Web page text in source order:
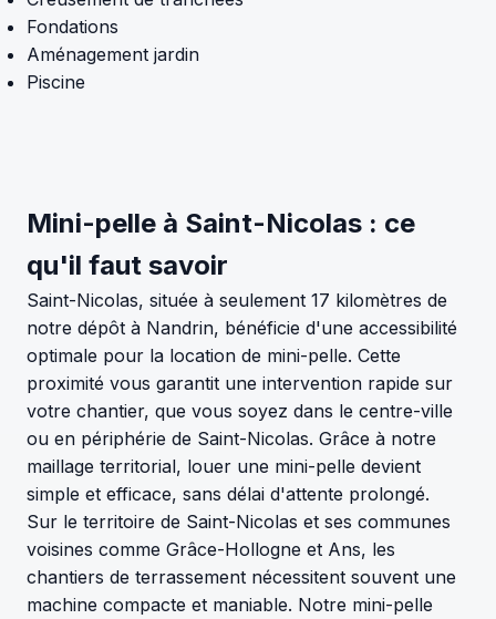
Fondations
Aménagement jardin
Piscine
Mini-pelle à Saint-Nicolas : ce
qu'il faut savoir
Saint-Nicolas, située à seulement 17 kilomètres de
notre dépôt à Nandrin, bénéficie d'une accessibilité
optimale pour la location de mini-pelle. Cette
proximité vous garantit une intervention rapide sur
votre chantier, que vous soyez dans le centre-ville
ou en périphérie de Saint-Nicolas. Grâce à notre
maillage territorial, louer une mini-pelle devient
simple et efficace, sans délai d'attente prolongé.
Sur le territoire de Saint-Nicolas et ses communes
voisines comme Grâce-Hollogne et Ans, les
chantiers de terrassement nécessitent souvent une
machine compacte et maniable. Notre mini-pelle